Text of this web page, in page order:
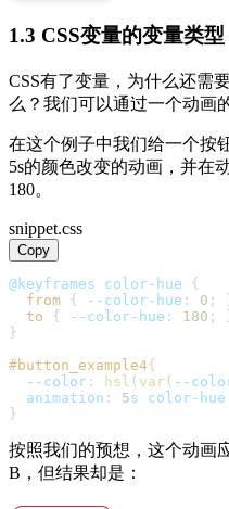
1.3 CSS变量的变量类
CSS有了变量，为什么还需
么？我们可以通过一个动画
在这个例子中我们给一个按
5s的颜色改变的动画，并在
180。
snippet.css
Copy
@keyframes color-hue
{
from { --color-hue : 0 ;
to
{ --color-hue : 180 ;
}
#button_example4{
--color : hsl ( var ( --
animation : 5s color-
}
按照我们的预想，这个动画
B，但结果却是：